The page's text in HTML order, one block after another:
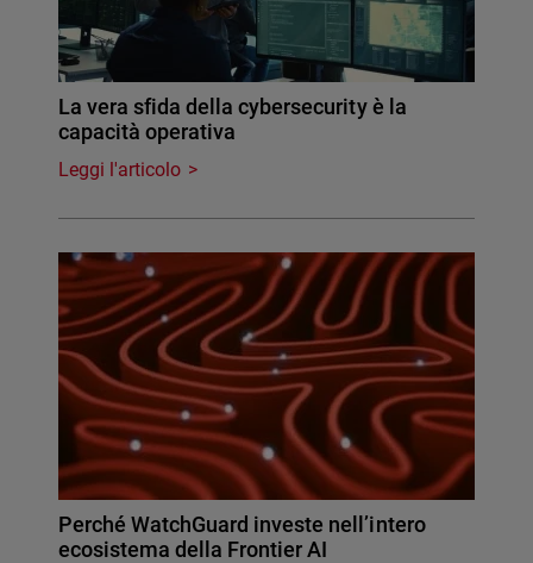
La vera sfida della cybersecurity è la
capacità operativa
Leggi l'articolo
Perché WatchGuard investe nell’intero
ecosistema della Frontier AI